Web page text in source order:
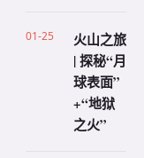
01-25
火山之旅
| 探秘“月
球表面”
+“地狱
之火”